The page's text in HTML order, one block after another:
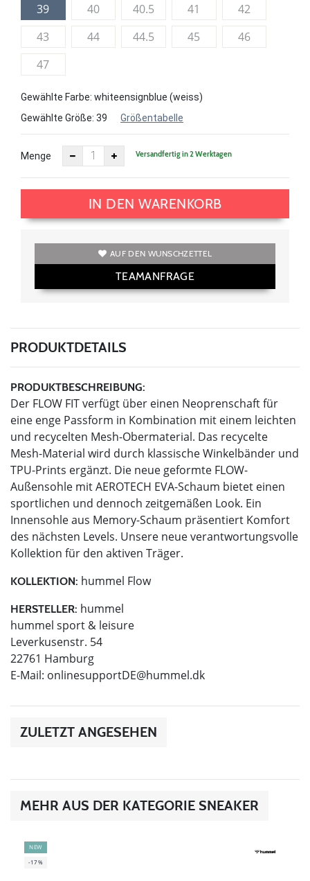
39
40 40.5 41
42
43
44 44.5 45
46
47
Gewählte Farbe: whiteensignblue (weiss)
Gewählte Größe: 39 Größentabelle
Menge Versandfertig in 2 Werktagen
IN DEN WARENKORB
AUF DEN WUNSCHZETTEL
TEAMANFRAGE
PRODUKTDETAILS
PRODUKTBESCHREIBUNG:
Der FLOW FIT verfügt über einen Neoprenschaft für
eine enge Passform in Kombination mit einem leichten
und recycelten Mesh-Obermaterial. Das recycelte
Mesh-Material wird durch klassische Winkelbänder und
TPU-Prints ergänzt. Die neue geformte FLOW-
Außensohle mit AEROTECH EVA-Schaum bietet einen
sportlichen und dennoch zeitgemäßen Look. Ein
Innensohle aus Memory-Schaum präsentiert Komfort
des nächsten Levels. Unsere neue verantwortungsvolle
Kollektion für den aktiven Träger.
KOLLEKTION: hummel Flow
HERSTELLER: hummel
hummel sport & leisure
Leverkusenstr. 54
22761 Hamburg
E-Mail: onlinesupportDE@hummel.dk
ZULETZT ANGESEHEN
MEHR AUS DER KATEGORIE SNEAKER
NEW
-17%